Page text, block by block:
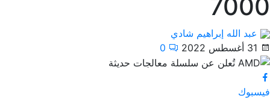
7000
عبد الله إبراهيم شادي
31 أغسطس 2022
0
فيسبوك